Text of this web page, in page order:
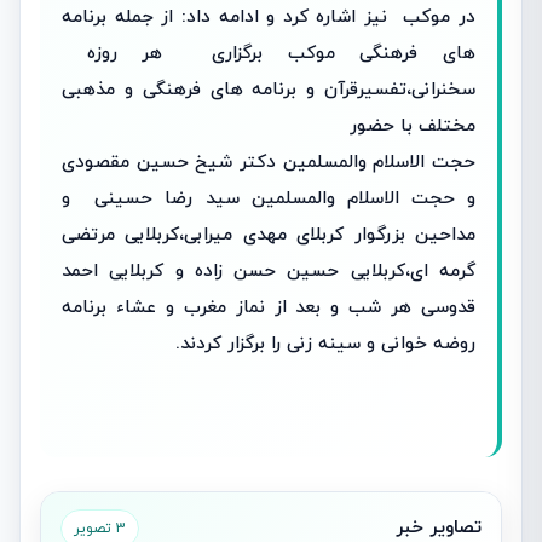
در موکب نیز اشاره کرد و ادامه داد: از جمله برنامه
های فرهنگی موکب برگزاری هر روزه
سخنرانی،تفسیرقرآن و برنامه های فرهنگی و مذهبی
مختلف با حضور
حجت الاسلام والمسلمین دکتر شیخ حسین مقصودی
و حجت الاسلام والمسلمین سید رضا حسینی و
مداحین بزرگوار کربلای مهدی میرابی،کربلایی مرتضی
گرمه ای،کربلایی حسین حسن زاده و کربلایی احمد
قدوسی هر شب و بعد از نماز مغرب و عشاء برنامه
روضه خوانی و سینه زنی را برگزار کردند.
تصاویر خبر 3 تصویر